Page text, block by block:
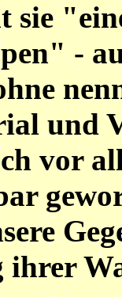
sie
-
und
vor
ihrer